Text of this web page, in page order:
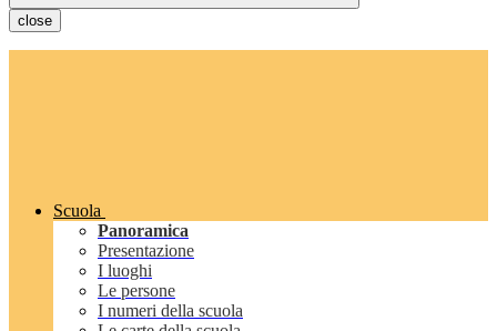
close
Scuola
Panoramica
Presentazione
I luoghi
Le persone
I numeri della scuola